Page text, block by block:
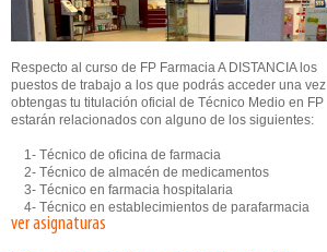
Respecto al curso de FP Farmacia A DISTANCIA los
puestos de trabajo a los que podrás acceder una vez
obtengas tu titulación oficial de Técnico Medio en FP
estarán relacionados con alguno de los siguientes:
1- Técnico de oficina de farmacia
2- Técnico de almacén de medicamentos
3- Técnico en farmacia hospitalaria
4- Técnico en establecimientos de parafarmacia
ver asignaturas